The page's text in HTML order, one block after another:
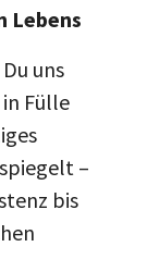
Lebens
uns
Fülle
–
bis